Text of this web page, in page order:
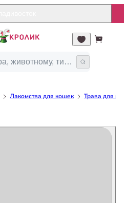
Лакомства для кошек Трава для